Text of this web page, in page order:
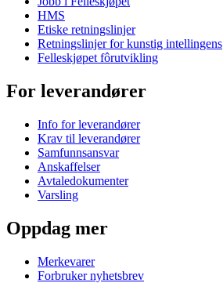
HMS
Etiske retningslinjer
Retningslinjer for kunstig intellingens
Felleskjøpet fôrutvikling
For leverandører
Info for leverandører
Krav til leverandører
Samfunnsansvar
Anskaffelser
Avtaledokumenter
Varsling
Oppdag mer
Merkevarer
Forbruker nyhetsbrev